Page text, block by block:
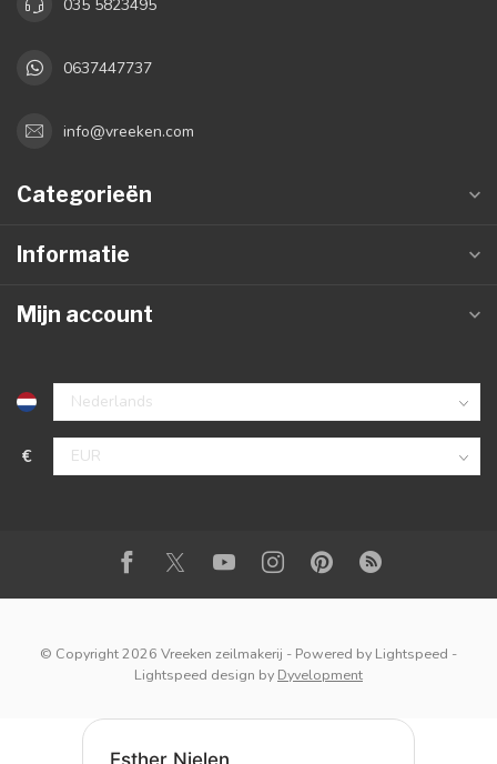
035 5823495
0637447737
info@vreeken.com
Categorieën
Informatie
Mijn account
€
© Copyright 2026 Vreeken zeilmakerij - Powered by Lightspeed -
Lightspeed design by Dyvelopment